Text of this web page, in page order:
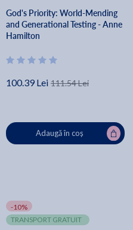
God's Priority: World-Mending
and Generational Testing - Anne
Hamilton
100.39 Lei 111.54 Lei
Adaugă în coș
-10%
TRANSPORT GRATUIT